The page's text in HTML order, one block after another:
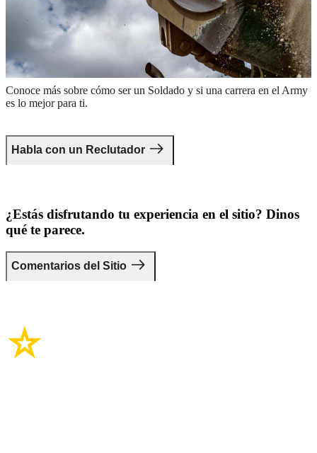
Da el primer paso.
Conoce más sobre cómo ser un Soldado y si una carrera en el Army
es lo mejor para ti.
Habla con un Reclutador
will-need-updated
¿Estás disfrutando tu experiencia en el sitio? Dinos
qué te parece.
Comentarios del Sitio